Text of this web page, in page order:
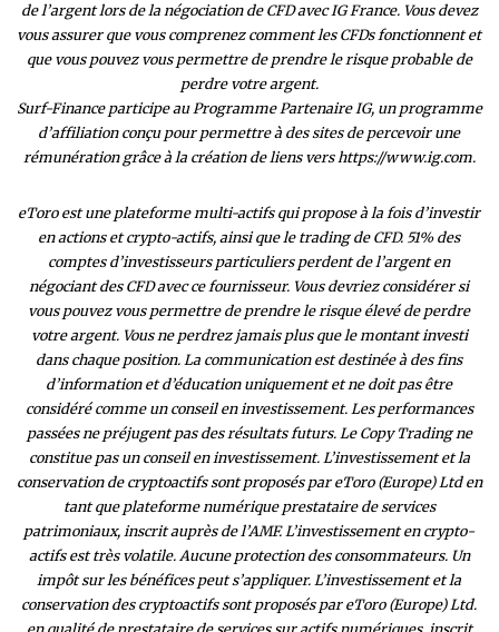
de l’argent lors de la négociation de CFD avec IG France. Vous devez
vous assurer que vous comprenez comment les CFDs fonctionnent et
que vous pouvez vous permettre de prendre le risque probable de
perdre votre argent.
Surf-Finance participe au Programme Partenaire IG, un programme
d’affiliation conçu pour permettre à des sites de percevoir une
rémunération grâce à la création de liens vers https://www.ig.com.
eToro est une plateforme multi-actifs qui propose à la fois d’investir
en actions et crypto-actifs, ainsi que le trading de CFD. 51% des
comptes d’investisseurs particuliers perdent de l’argent en
négociant des CFD avec ce fournisseur. Vous devriez considérer si
vous pouvez vous permettre de prendre le risque élevé de perdre
votre argent. Vous ne perdrez jamais plus que le montant investi
dans chaque position. La communication est destinée à des fins
d’information et d’éducation uniquement et ne doit pas être
considéré comme un conseil en investissement. Les performances
passées ne préjugent pas des résultats futurs. Le Copy Trading ne
constitue pas un conseil en investissement. L’investissement et la
conservation de cryptoactifs sont proposés par eToro (Europe) Ltd en
tant que plateforme numérique prestataire de services
patrimoniaux, inscrit auprès de l’AMF. L’investissement en crypto-
actifs est très volatile. Aucune protection des consommateurs. Un
impôt sur les bénéfices peut s’appliquer. L’investissement et la
conservation des cryptoactifs sont proposés par eToro (Europe) Ltd.